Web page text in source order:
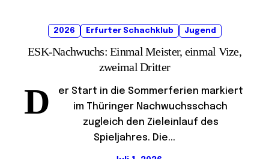
2026 Erfurter Schachklub Jugend
ESK-Nachwuchs: Einmal Meister, einmal Vize,
zweimal Dritter
D
er Start in die Sommerferien markiert
im Thüringer Nachwuchsschach
zugleich den Zieleinlauf des
Spieljahres. Die...